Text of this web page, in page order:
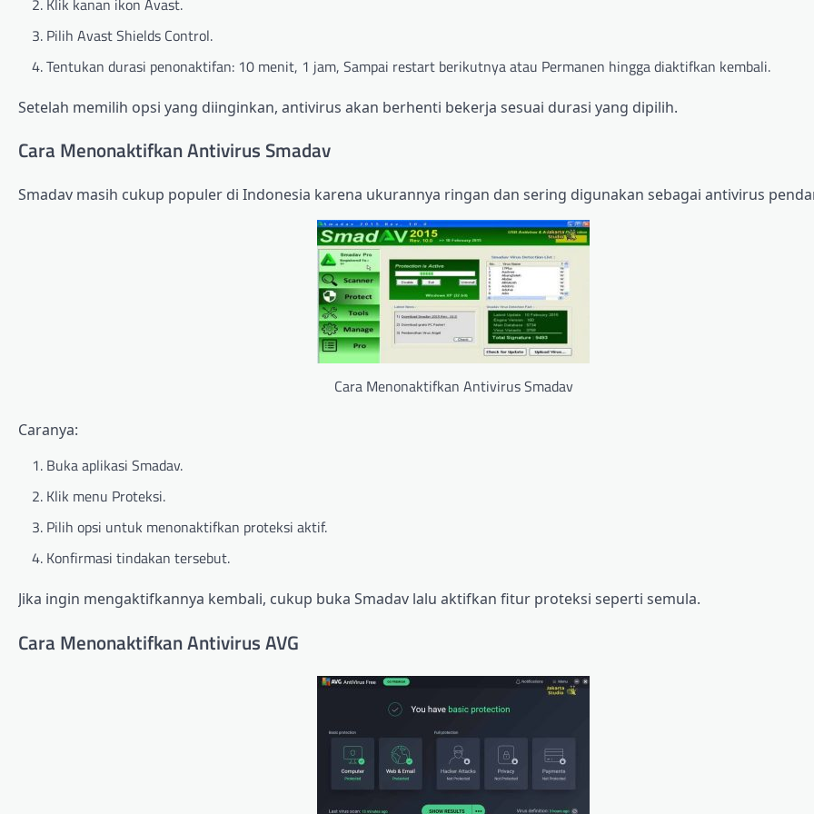
Pilih Avast Shields Control.
Tentukan durasi penonaktifan: 10 menit, 1 jam, Sampai restart berikutnya atau Permanen hingga diaktifkan kembali.
Setelah memilih opsi yang diinginkan, antivirus akan berhenti bekerja sesuai durasi yang dipilih.
Cara Menonaktifkan Antivirus Smadav
Smadav masih cukup populer di Indonesia karena ukurannya ringan dan sering digunakan sebagai antivirus
Cara Menonaktifkan Antivirus Smadav
Caranya:
Buka aplikasi Smadav.
Klik menu Proteksi.
Pilih opsi untuk menonaktifkan proteksi aktif.
Konfirmasi tindakan tersebut.
Jika ingin mengaktifkannya kembali, cukup buka Smadav lalu aktifkan fitur proteksi seperti semula.
Cara Menonaktifkan Antivirus AVG